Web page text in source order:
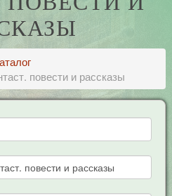
повести и рассказы